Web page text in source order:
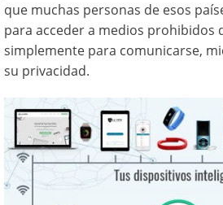
que muchas personas de esos
para acceder a medios prohibidos
simplemente para comunicarse,
su privacidad.